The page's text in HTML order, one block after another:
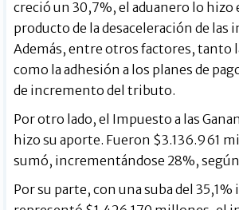
creció un 30,7%, el aduanero lo hizo
producto de la desaceleración de las
Además, entre otros factores, tanto
como la adhesión a los planes de
de incremento del tributo.
Por otro lado, el Impuesto a las
hizo su aporte. Fueron $3.136.961
sumó, incrementándose 28%,
Por su parte, con una suba del